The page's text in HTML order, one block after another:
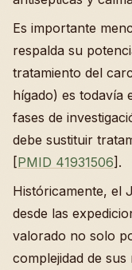
Es importante
respalda su
tratamiento del
hígado) es todavía
fases de
debe sustituir
[PMID 41931506].
Históricamente, el
desde las
valorado no solo
complejidad de